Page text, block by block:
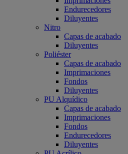
Endurecedores
Diluyentes
Nitro
Capas de acabado
Diluyentes
Poliéster
Capas de acabado
Imprimaciones
Fondos
Diluyentes
PU Alquídico
Capas de acabado
Imprimaciones
Fondos
Endurecedores
Diluyentes